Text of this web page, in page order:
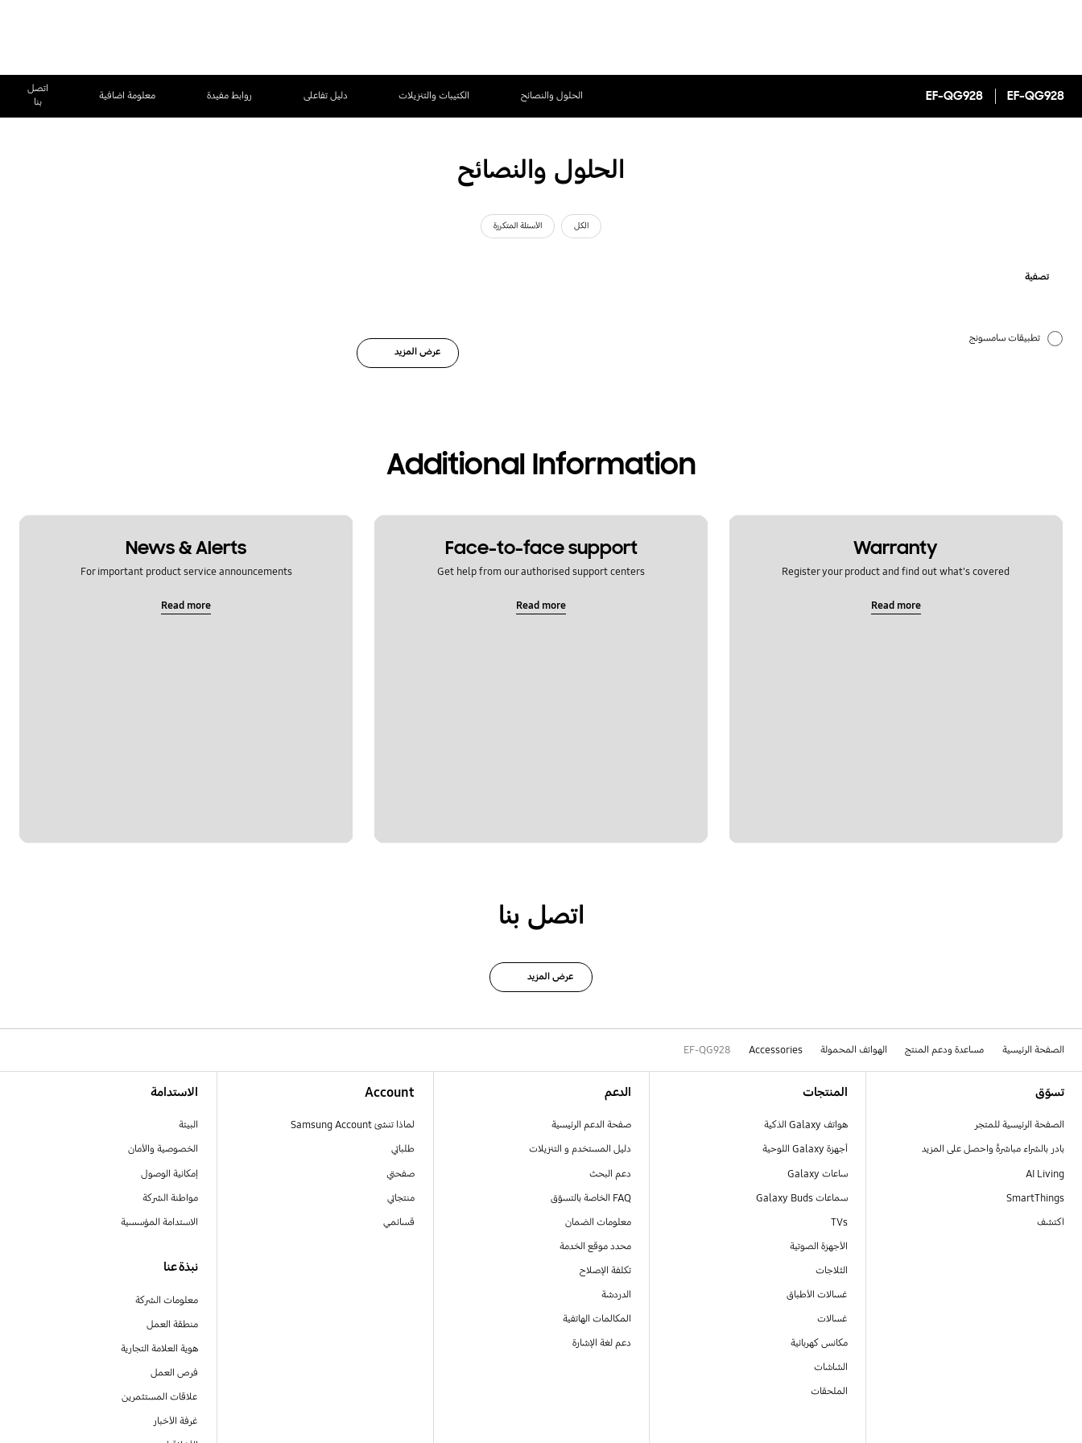
EF-QG928
EF-QG928 الحلول والنصائح الكتيبات والتنزيلات دليل تفاعلى روابط مفيدة معلومة اضافية
اتصل
بنا
الحلول والنصائح
الكل الأسئلة المتكررة
تصفية
تطبيقات سامسونج
عرض المزيد
Additional Information
Warranty
Register your product and find out what's covered
Read more
Face-to-face support
Get help from our authorised support centers
Read more
News & Alerts
For important product service announcements
Read more
اتصل بنا
عرض المزيد
الصفحة الرئيسية مساعدة ودعم المنتج الهواتف المحمولة Accessories
EF-QG928
تسوّق
الصفحة الرئيسية للمتجر
بادر بالشراء مباشرةً واحصل على المزيد
AI Living
SmartThings
اكتشف
المنتجات
هواتف Galaxy الذكية
أجهزة Galaxy اللوحية
ساعات Galaxy
سماعات Galaxy Buds
TVs
الأجهزة الصوتية
الثلاجات
غسالات الأطباق
غسالات
مكانس كهربائية
الشاشات
الملحقات
الدعم
صفحة الدعم الرئيسية
دليل المستخدم و التنزيلات
دعم البحث
FAQ الخاصة بالتسوّق
معلومات الضمان
محدد موقع الخدمة
تكلفة الإصلاح
الدردشة
المكالمات الهاتفية
دعم لغة الإشارة
Account
لماذا تنشئ Samsung Account
طلباتي
صفحتي
منتجاتي
قسائمي
الاستدامة
البيئة
الخصوصية والأمان
إمكانية الوصول
مواطنة الشركة
الاستدامة المؤسسية
نبذة عنا
معلومات الشركة
منطقة العمل
هوية العلامة التجارية
فرص العمل
علاقات المستثمرين
غرفة الأخبار